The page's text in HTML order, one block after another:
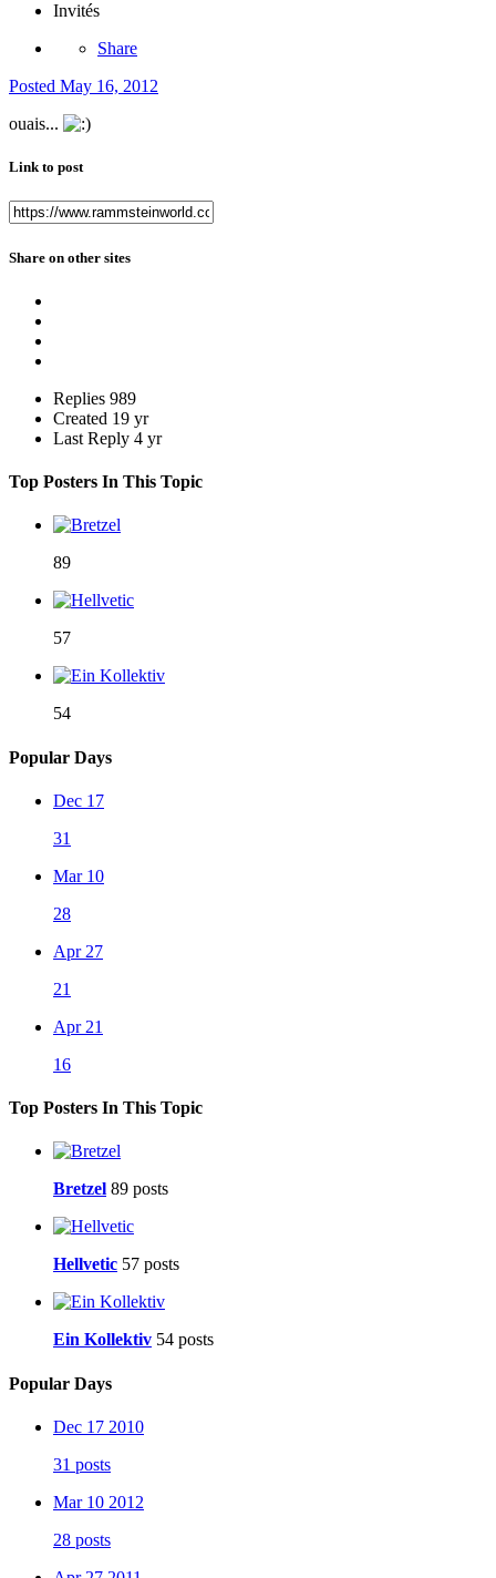
Invités
Share
Posted May 16, 2012
ouais...
Link to post
Share on other sites
Replies 989
Created 19 yr
Last Reply 4 yr
Top Posters In This Topic
89
57
54
Popular Days
Dec 17
31
Mar 10
28
Apr 27
21
Apr 21
16
Top Posters In This Topic
Bretzel 89 posts
Hellvetic 57 posts
Ein Kollektiv 54 posts
Popular Days
Dec 17 2010
31 posts
Mar 10 2012
28 posts